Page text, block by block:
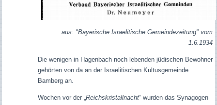
aus: "Bayerische Israelitische Gemeindezeitung" vom
1.6.1934
Die wenigen in Hagenbach noch lebenden jüdischen Bewohner
gehörten von da an der Israelitischen Kultusgemeinde
Bamberg an.
Wochen vor der „Reichskristallnacht“ wurden das Synagogen-